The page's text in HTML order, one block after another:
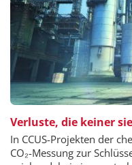
Verluste, die keiner
In CCUS-Projekten der
CO₂-Messung zur